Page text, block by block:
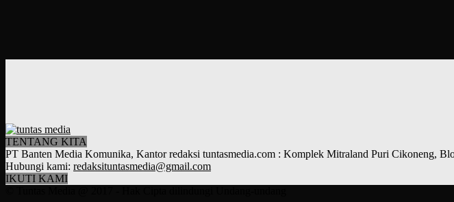
TENTANG KITA
PT Banten Media Komunika, Kantor redaksi tuntasmedia.com : Komplek Mitraland Puri Cikoneng,
Hubungi kami: redaksituntasmedia@gmail.com
IKUTI KAMI